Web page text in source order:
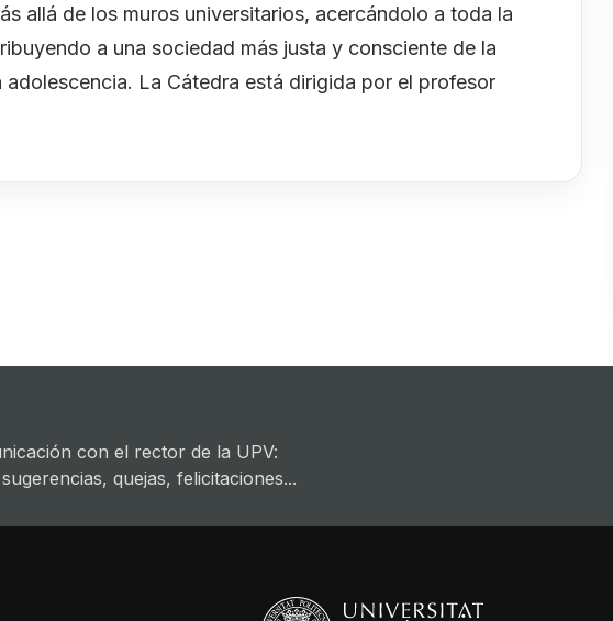
allá de los muros universitarios, acercándolo a toda la
a una sociedad más justa y consciente de la
La Cátedra está dirigida por el profesor
con el rector de la UPV:
quejas, felicitaciones...